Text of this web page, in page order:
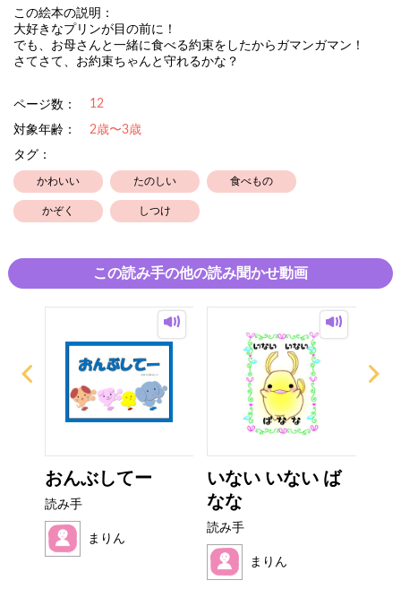
この絵本の説明：
大好きなプリンが目の前に！
でも、お母さんと一緒に食べる約束をしたからガマンガマン！
さてさて、お約束ちゃんと守れるかな？
ページ数： 12
対象年齢：
2歳〜3歳
タグ：
かわいい たのしい 食べもの
かぞく しつけ
この読み手の他の読み聞かせ動画
おんぶしてー
読み手
まりん
いない いない ば
なな
読み手
まりん